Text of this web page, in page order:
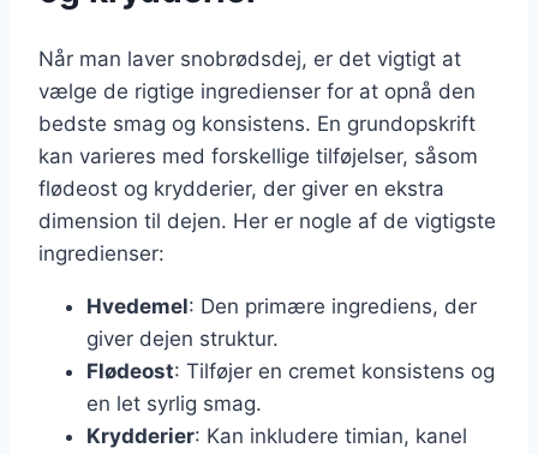
Når man laver snobrødsdej, er det vigtigt at
vælge de rigtige ingredienser for at opnå den
bedste smag og konsistens. En grundopskrift
kan varieres med forskellige tilføjelser, såsom
flødeost og krydderier, der giver en ekstra
dimension til dejen. Her er nogle af de vigtigste
ingredienser:
Hvedemel: Den primære ingrediens, der
giver dejen struktur.
Flødeost: Tilføjer en cremet konsistens og
en let syrlig smag.
Krydderier: Kan inkludere timian, kanel